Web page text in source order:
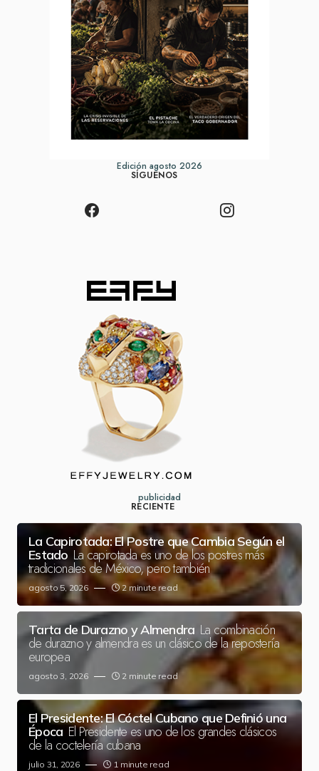
Edición agosto 2026
SÍGUENOS
publicidad
RECIENTE
La Capirotada: El Postre que Cambia Según el
Estado La capirotada es uno de los postres más
tradicionales de México, pero también
agosto 5, 2026 2 minute read
Tarta de Durazno y Almendra La combinación
de durazno y almendra es un clásico de la repostería
europea
agosto 3, 2026 2 minute read
El Presidente: El Cóctel Cubano que Definió una
Época El Presidente es uno de los grandes clásicos
de la coctelería cubana
julio 31, 2026 1 minute read